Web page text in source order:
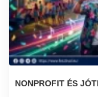
NONPROFIT ÉS